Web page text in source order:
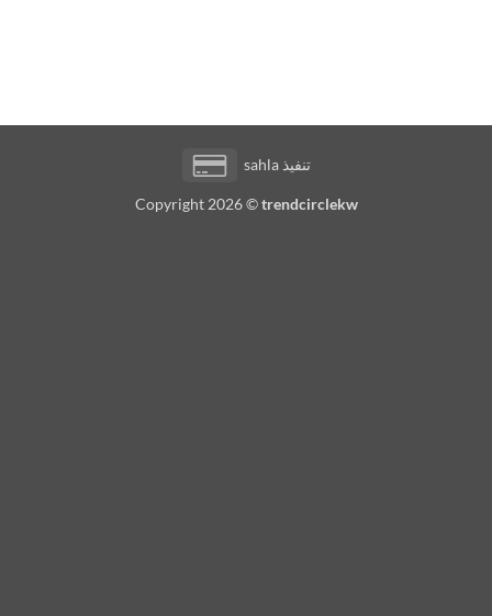
تنفيذsahla
2
Copyright 2026 ©trendcirclekw